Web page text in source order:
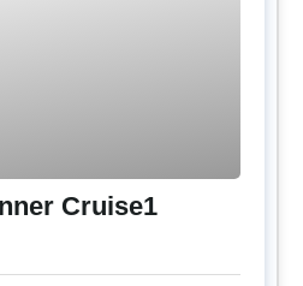
Cruise1